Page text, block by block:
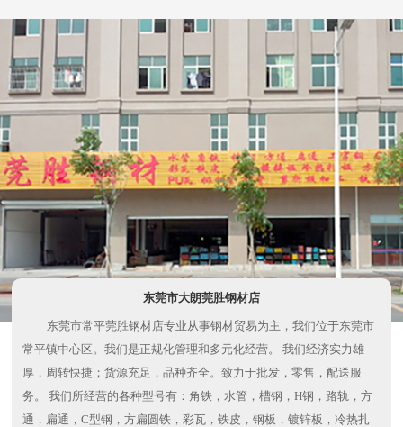
东莞市大朗莞胜钢材店
东莞市常平莞胜钢材店专业从事钢材贸易为主，我们位于东莞市
常平镇中心区。我们是正规化管理和多元化经营。 我们经济实力雄
厚，周转快捷；货源充足，品种齐全。致力于批发，零售，配送服
务。 我们所经营的各种型号有：角铁，水管，槽钢，H钢，路轨，方
通，扁通，C型钢，方扁圆铁，彩瓦，铁皮，钢板，镀锌板，冷热扎